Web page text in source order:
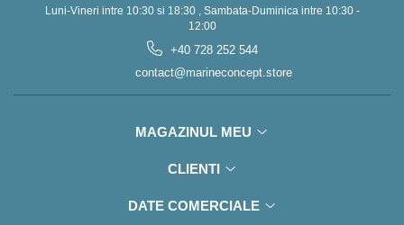
Luni-Vineri intre 10:30 si 18:30 , Sambata-Duminica intre 10:30 -
12:00
+40 728 252 544
contact@marineconcept.store
MAGAZINUL MEU
CLIENTI
DATE COMERCIALE